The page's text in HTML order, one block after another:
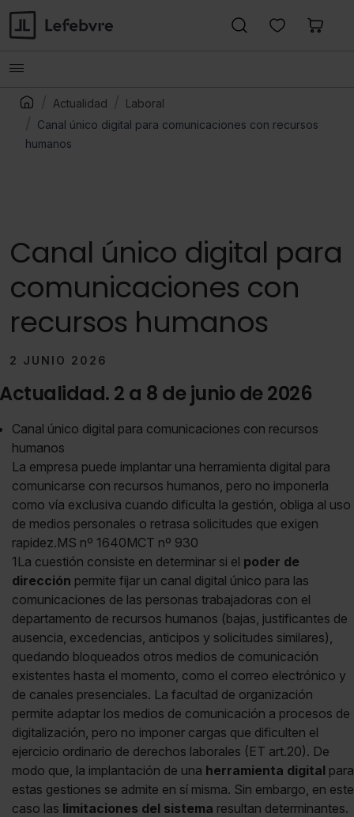
Actualidad
Laboral
Canal único digital para comunicaciones con recursos
humanos
Canal único digital para
comunicaciones con
recursos humanos
2 JUNIO 2026
Actualidad. 2 a 8 de junio de 2026
Canal único digital para comunicaciones con recursos
humanos
La empresa puede implantar una herramienta digital para
comunicarse con recursos humanos, pero no imponerla
como vía exclusiva cuando dificulta la gestión, obliga al uso
de medios personales o retrasa solicitudes que exigen
rapidez.MS nº 1640MCT nº 930
1La cuestión consiste en determinar si el poder de
dirección permite fijar un canal digital único para las
comunicaciones de las personas trabajadoras con el
departamento de recursos humanos (bajas, justificantes de
ausencia, excedencias, anticipos y solicitudes similares),
quedando bloqueados otros medios de comunicación
existentes hasta el momento, como el correo electrónico y
de canales presenciales. La facultad de organización
permite adaptar los medios de comunicación a procesos de
digitalización, pero no imponer cargas que dificulten el
ejercicio ordinario de derechos laborales (ET art.20). De
modo que, la implantación de una herramienta digital para
estas gestiones se admite en sí misma. Sin embargo, en este
caso las limitaciones del sistema resultan determinantes.